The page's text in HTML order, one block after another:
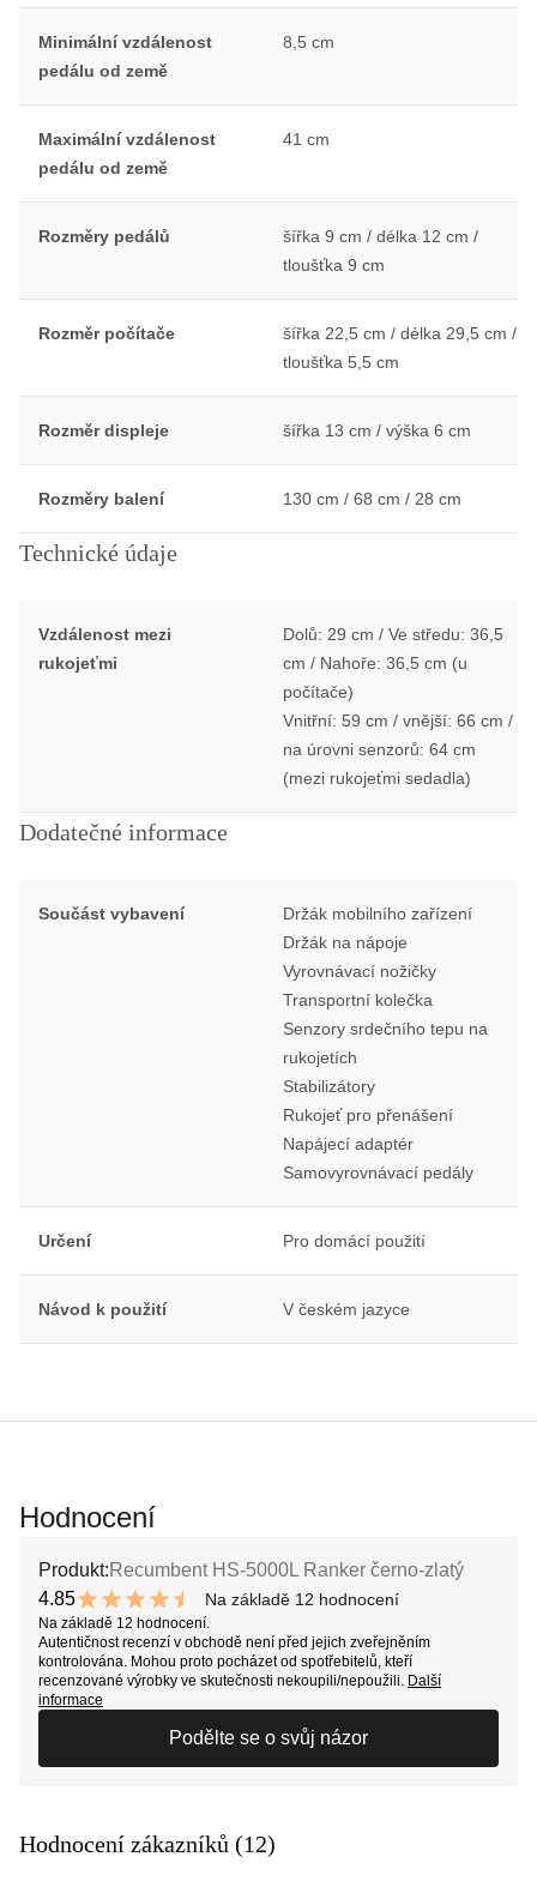
Minimální vzdálenost
pedálu od země
8,5 cm
Maximální vzdálenost
pedálu od země
41 cm
Rozměry pedálů
šířka 9 cm / délka 12 cm /
tloušťka 9 cm
Rozměr počítače
šířka 22,5 cm / délka 29,5 cm /
tloušťka 5,5 cm
Rozměr displeje šířka 13 cm / výška 6 cm
Rozměry balení 130 cm / 68 cm / 28 cm
Technické údaje
Vzdálenost mezi
rukojeťmi
Dolů: 29 cm / Ve středu: 36,5
cm / Nahoře: 36,5 cm (u
počítače)
Vnitřní: 59 cm / vnější: 66 cm /
na úrovni senzorů: 64 cm
(mezi rukojeťmi sedadla)
Dodatečné informace
Součást vybavení
Držák mobilního zařízení
Držák na nápoje
Vyrovnávací nožičky
Transportní kolečka
Senzory srdečního tepu na
rukojetích
Stabilizátory
Rukojeť pro přenášení
Napájecí adaptér
Samovyrovnávací pedály
Určení Pro domácí použití
Návod k použití V českém jazyce
Hodnocení
Produkt: Recumbent HS-5000L Ranker černo-zlatý
4.85
9.7 out of 10 stars
Na základě 12 hodnocení
Na základě 12 hodnocení.
Autentičnost recenzí v obchodě není před jejich zveřejněním
kontrolována. Mohou proto pocházet od spotřebitelů, kteří
recenzované výrobky ve skutečnosti nekoupili/nepoužili. Další
informace
Podělte se o svůj názor
Hodnocení zákazníků (12)